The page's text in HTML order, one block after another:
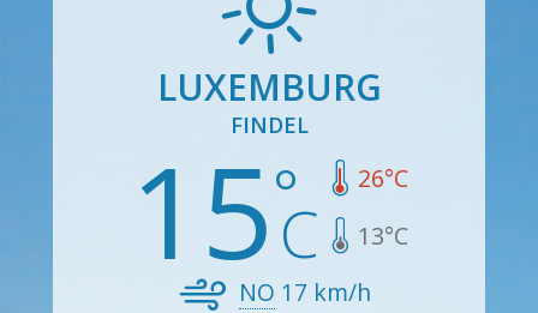
LUXEMBURG
FINDEL
15 26°C
13°C
NO 17 km/h